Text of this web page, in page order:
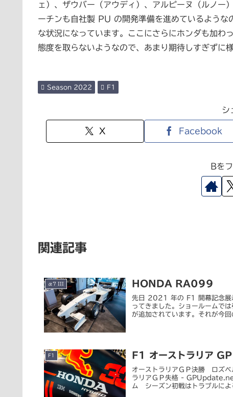
ェ）、ザウバー（アウディ）、アルピーヌ（ルノ
ーチンも自社製 PU の開発準備を進めているよう
な状況になっています。ここにさらにホンダも加
態度を取らないようなので、あまり期待しすぎずに
Season 2022 F1
シ
X Facebook
Bを
関連記事
α7 III HONDA RA099
先日 2021 年の F1 開幕記念展
ってきました。ショールームで
が追加されています。それが今
F1 F1 オーストラリア
オーストラリアＧＰ決勝 ロズ
ラリアＧＰ失格 -
ム シーズン初戦はトラブルによ